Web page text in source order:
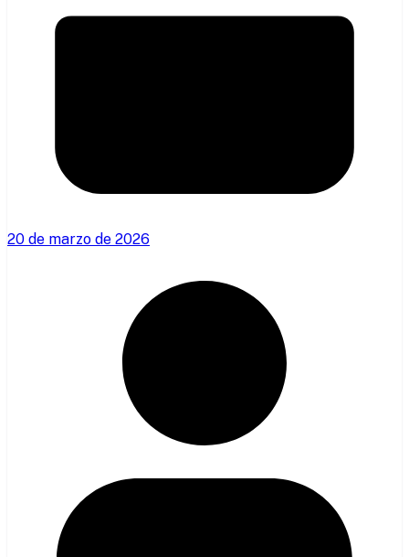
20 de marzo de 2026